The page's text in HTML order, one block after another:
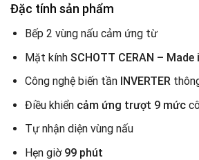
Đặc tính sản phẩm
Bếp 2 vùng nấu cảm ứng từ
Mặt kính SCHOTT CERAN – Made
Công nghệ biến tần INVERTER
Điều khiểncảm ứng trượt 9 mức
Tự nhận diện vùng nấu
Hẹn giờ 99 phút